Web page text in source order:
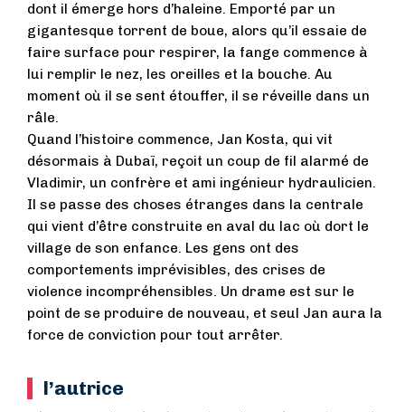
dont il émerge hors d’haleine. Emporté par un
gigantesque torrent de boue, alors qu’il essaie de
faire surface pour respirer, la fange commence à
lui remplir le nez, les oreilles et la bouche. Au
moment où il se sent étouffer, il se réveille dans un
râle.
Quand l’histoire commence, Jan Kosta, qui vit
désormais à Dubaï, reçoit un coup de fil alarmé de
Vladimir, un confrère et ami ingénieur hydraulicien.
Il se passe des choses étranges dans la centrale
qui vient d’être construite en aval du lac où dort le
village de son enfance. Les gens ont des
comportements imprévisibles, des crises de
violence incompréhensibles. Un drame est sur le
point de se produire de nouveau, et seul Jan aura la
force de conviction pour tout arrêter.
l’autrice